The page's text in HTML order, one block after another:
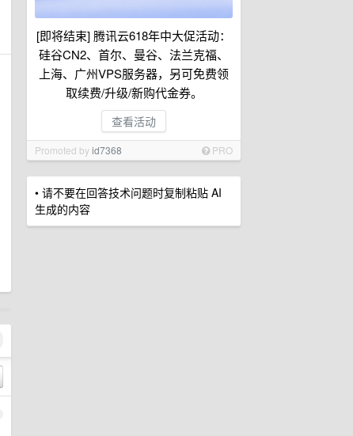
[即将结束] 腾讯云618年中大促活动：
硅谷CN2、首尔、曼谷、法兰克福、
上海、广州VPS服务器，另可免费领
取续费/升级/新购代金券。
查看活动
Promoted byid7368 PRO
• 请不要在回答技术问题时复制粘贴 AI
生成的内容